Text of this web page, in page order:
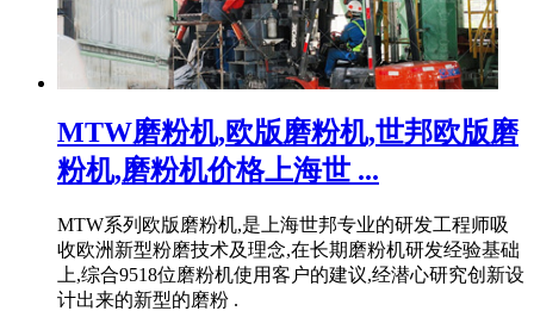
MTW磨粉机,欧版磨粉机,世邦欧版磨
粉机,磨粉机价格上海世 ...
MTW系列欧版磨粉机,是上海世邦专业的研发工程师吸
收欧洲新型粉磨技术及理念,在长期磨粉机研发经验基础
上,综合9518位磨粉机使用客户的建议,经潜心研究创新设
计出来的新型的磨粉 .